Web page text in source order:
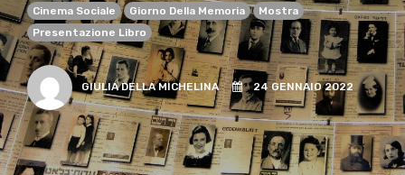
Cinema Sociale Giorno Della Memoria
Mostra
Presentazione Libro
GIULIA DELLA MICHELINA 24 GENNAIO 2022